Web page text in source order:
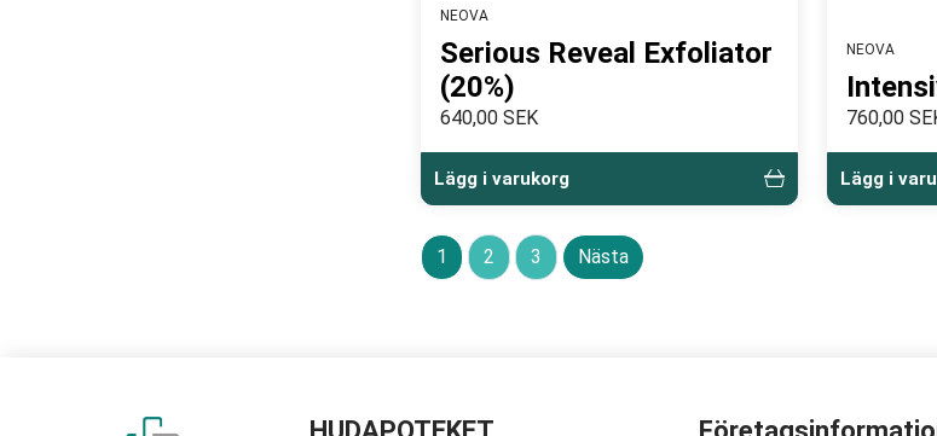
NEOVA
Serious Reveal Exfoliator
(20%)
640,00 SEK
Lägg i varukorg
NEOVA
760,00
Lägg i
1 2 3 Nästa